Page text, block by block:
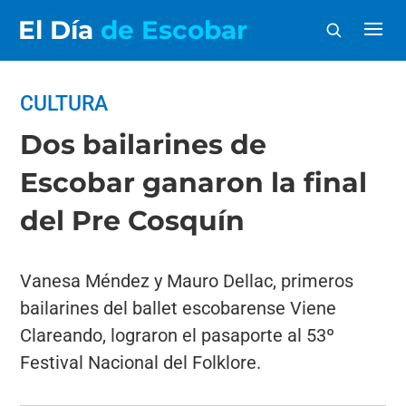
El Día de Escobar
CULTURA
Dos bailarines de
Escobar ganaron la final
del Pre Cosquín
Vanesa Méndez y Mauro Dellac, primeros
bailarines del ballet escobarense Viene
Clareando, lograron el pasaporte al 53º
Festival Nacional del Folklore.